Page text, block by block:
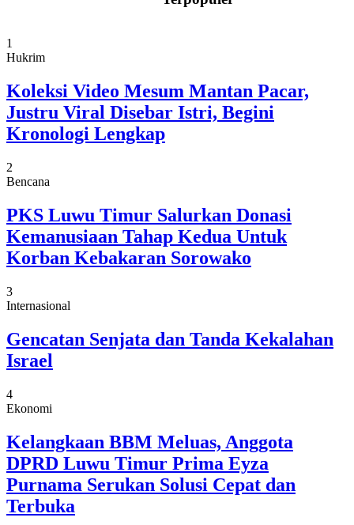
1
Hukrim
Koleksi Video Mesum Mantan Pacar,
Justru Viral Disebar Istri, Begini
Kronologi Lengkap
2
Bencana
PKS Luwu Timur Salurkan Donasi
Kemanusiaan Tahap Kedua Untuk
Korban Kebakaran Sorowako
3
Internasional
Gencatan Senjata dan Tanda Kekalahan
Israel
4
Ekonomi
Kelangkaan BBM Meluas, Anggota
DPRD Luwu Timur Prima Eyza
Purnama Serukan Solusi Cepat dan
Terbuka